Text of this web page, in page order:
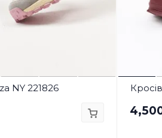
NY 221826